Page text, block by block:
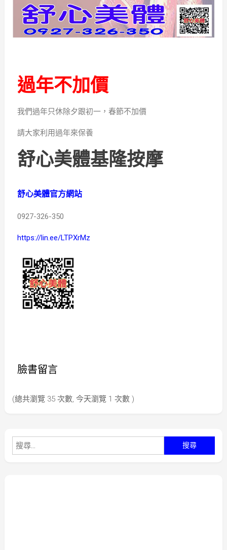
過年不加價
我們過年只休除夕跟初一，春節不加價
請大家利用過年來保養
舒心美體基隆按摩
舒心美體官方網站
0927-326-350
https://lin.ee/LTPXrMz
臉書留言
(總共瀏覽 35 次數, 今天瀏覽 1 次數 )